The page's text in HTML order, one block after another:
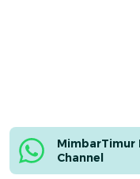
MimbarTimur
Channel